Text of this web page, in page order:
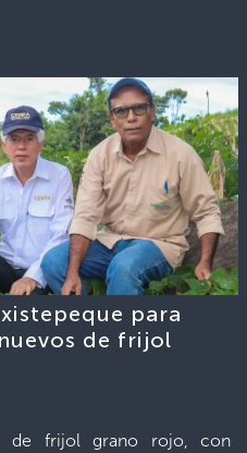
para
de frijol
de frijol grano rojo, con